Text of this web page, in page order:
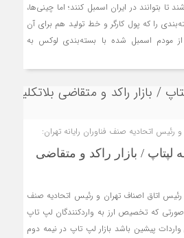
بتوانند در ایران اسمبل کنند؛ اما چینی‌ها،
را که پول کارگر و خط تولید هم برای آن
گران‌تر از مودم اسمبل شده با بسته‌بندی لوکس به
رئیس اتحادیه صنف فناوران رایانه تهران:
احتمال کاهش عرضه لپ‎تاپ / بازار راکد و متقاضی
اتاق اصناف تهران و رئیس اتحادیه صنف
صورتی که تخصیص ارز به واردکنندگان لپ تاپ
70 درصدی واردات پیشین باشد بازار لپ تاپ در نیمه دوم